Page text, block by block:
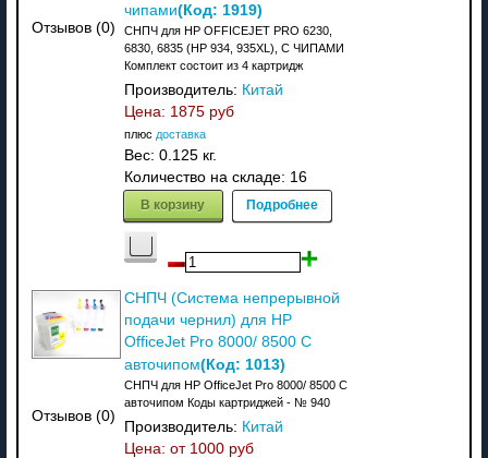
Отзывов (0)
чипами(Код: 1919)
СНПЧ для HP OFFICEJET PRO 6230,
6830, 6835 (HP 934, 935XL), С ЧИПАМИ
Комплект состоит из 4 картридж
Производитель: Китай
Цена: 1875 руб
плюс доставка
Вес: 0.125 кг.
Количество на складе: 16
В корзину Подробнее
Отзывов (0)
СНПЧ (Система непрерывной
подачи чернил) для HP
OfficeJet Pro 8000/ 8500 C
авточипом(Код: 1013)
СНПЧ для HP OfficeJet Pro 8000/ 8500 C
авточипом Коды картриджей - № 940
Производитель: Китай
Цена: от 1000 руб